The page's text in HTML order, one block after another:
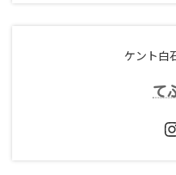
ケント白
て